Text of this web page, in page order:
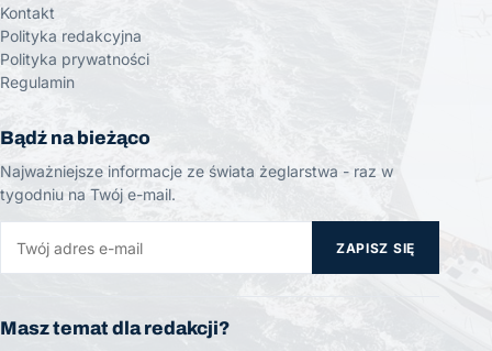
Kontakt
Polityka redakcyjna
Polityka prywatności
Regulamin
Bądź na bieżąco
Najważniejsze informacje ze świata żeglarstwa - raz w
tygodniu na Twój e-mail.
ZAPISZ SIĘ
Masz temat dla redakcji?